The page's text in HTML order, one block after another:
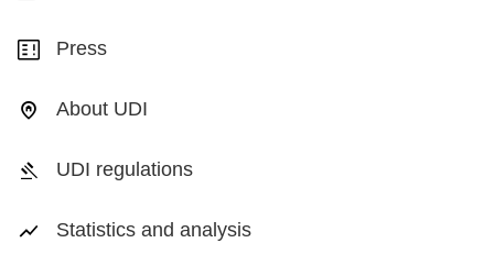
Press
About UDI
UDI regulations
Statistics and analysis